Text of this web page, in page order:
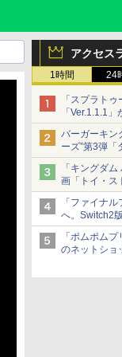
アクセス
1時間 24
「スプラト
「Ver.1.1.1
する不具合を
バーガーキン
ーズ”第3弾「
8月7日発売
「特製ガー
型チーズバー
「キングダ
画「トイ・ス
布決定！
本日8月7日
「ファイナ
へ。Switch2
「ポムポム
のネットショ
「おもちも